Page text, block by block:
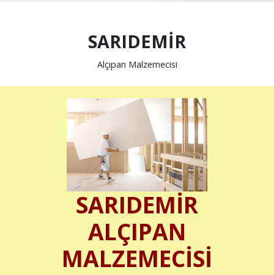
SARIDEMİR
Alçıpan Malzemecisi
SARIDEMİR
ALÇIPAN
MALZEMECİSİ